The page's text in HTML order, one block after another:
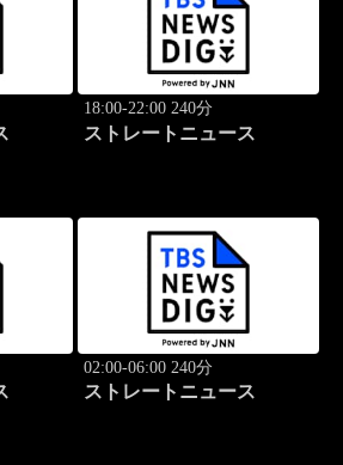
18:00-22:00 240分
ストレートニュース
02:00-06:00 240分
ストレートニュース